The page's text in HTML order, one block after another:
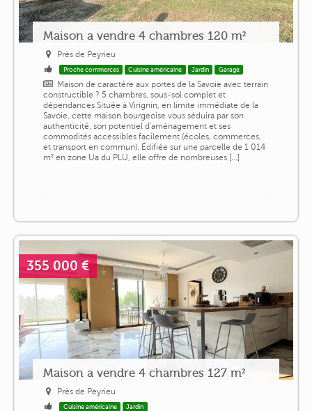
Maison a vendre 4 chambres 120 m²
Près de Peyrieu
Proche commerces Cuisine américaine Jardin Garage
Maison de caractère aux portes de la Savoie avec terrain
constructible ? 5 chambres, sous-sol complet et
dépendances Située à Virignin, en limite immédiate de la
Savoie, cette maison bourgeoise vous séduira par son
authenticité, son potentiel d'aménagement et ses
commodités accessibles facilement (écoles, commerces,
et transport en commun). Édifiée sur une parcelle de 1 014
m² en zone Ua du PLU, elle offre de nombreuses [...]
355 000 €
Maison a vendre 4 chambres 127 m²
Près de Peyrieu
Cuisine américaine Jardin